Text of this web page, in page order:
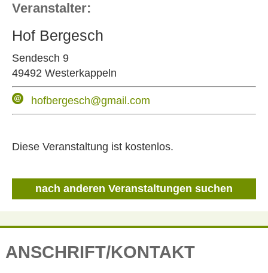
nach anderen Veranstaltungen suchen
Veranstalter:
Hof Bergesch
Sendesch 9
49492 Westerkappeln
hofbergesch@gmail.com
Diese Veranstaltung ist kostenlos.
ANSCHRIFT/KONTAKT